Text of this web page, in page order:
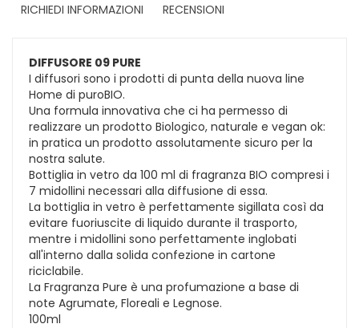
RICHIEDI INFORMAZIONI
RECENSIONI
DIFFUSORE 09 PURE
I diffusori sono i prodotti di punta della nuova line
Home di puroBIO.
Una formula innovativa che ci ha permesso di
realizzare un prodotto Biologico, naturale e vegan ok:
in pratica un prodotto assolutamente sicuro per la
nostra salute.
Bottiglia in vetro da 100 ml di fragranza BIO compresi i
7 midollini necessari alla diffusione di essa.
La bottiglia in vetro è perfettamente sigillata così da
evitare fuoriuscite di liquido durante il trasporto,
mentre i midollini sono perfettamente inglobati
all'interno dalla solida confezione in cartone
riciclabile.
La Fragranza Pure è una profumazione a base di
note Agrumate, Floreali e Legnose.
100ml